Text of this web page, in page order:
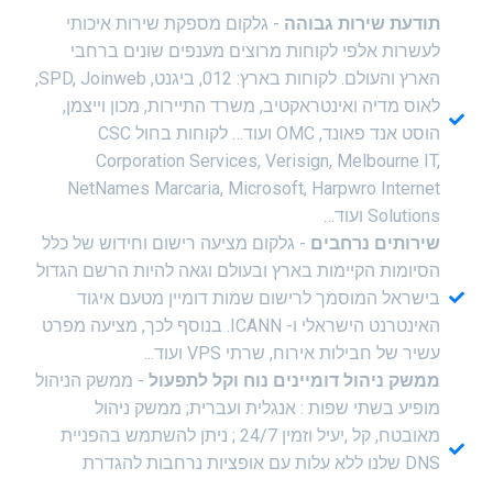
תודעת שירות גבוהה- גלקום מספקת שירות איכותי
לעשרות אלפי לקוחות מרוצים מענפים שונים ברחבי
הארץ והעולם. לקוחות בארץ: 012, ביגנט, SPD, Joinweb,
לאוס מדיה ואינטראקטיב, משרד התיירות, מכון וייצמן,
הוסט אנד פאונד, OMC ועוד… לקוחות בחול CSC
Corporation Services, Verisign, Melbourne IT,
NetNames Marcaria, Microsoft, Harpwro Internet
Solutions ועוד…
שירותים נרחבים- גלקום מציעה רישום וחידוש של כלל
הסיומות הקיימות בארץ ובעולם וגאה להיות הרשם הגדול
בישראל המוסמך לרישום שמות דומיין מטעם איגוד
האינטרנט הישראלי ו- ICANN. בנוסף לכך, מציעה מפרט
עשיר של חבילות אירוח, שרתי VPS ועוד...
ממשק ניהול דומיינים נוח וקל לתפעול- ממשק הניהול
מופיע בשתי שפות : אנגלית ועברית; ממשק ניהול
מאובטח, קל ,יעיל וזמין 24/7 ; ניתן להשתמש בהפניית
DNS שלנו ללא עלות עם אופציות נרחבות להגדרת